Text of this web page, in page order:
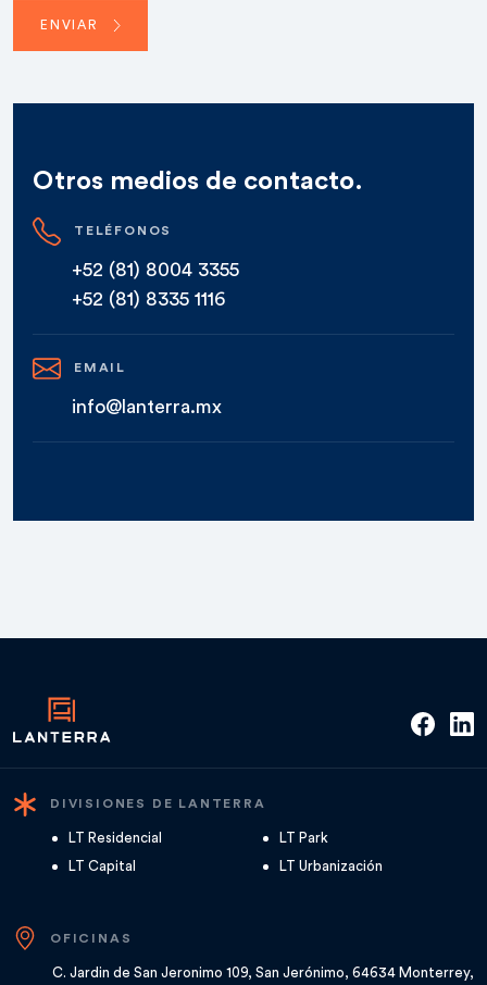
ENVIAR
Otros medios de contacto.
TELÉFONOS
+52 (81) 8004 3355
+52 (81) 8335 1116
EMAIL
info@lanterra.mx
DIVISIONES DE LANTERRA
LT Residencial
LT Park
LT Capital
LT Urbanización
OFICINAS
C. Jardin de San Jeronimo 109, San Jerónimo, 64634 Monterrey,